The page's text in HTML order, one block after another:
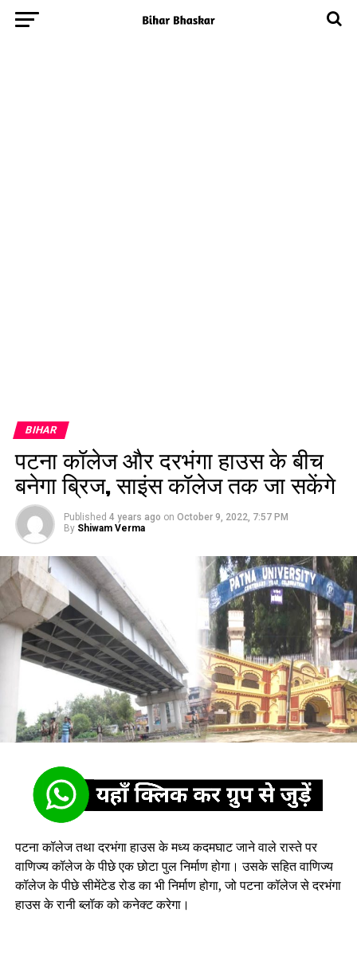
BIHAR
पटना कॉलेज और दरभंगा हाउस के बीच
बनेगा ब्रिज, साइंस कॉलेज तक जा सकेंगे
Published 4 years ago on October 9, 2022, 7:57 PM
By Shiwam Verma
पटना कॉलेज तथा दरभंगा हाउस के मध्य कदमघाट जाने वाले रास्ते पर
वाणिज्य कॉलेज के पीछे एक छोटा पुल निर्माण होगा। उसके सहित वाणिज्य
कॉलेज के पीछे सीमेंटेड रोड का भी निर्माण होगा, जो पटना कॉलेज से दरभंगा
हाउस के रानी ब्लॉक को कनेक्ट करेगा।